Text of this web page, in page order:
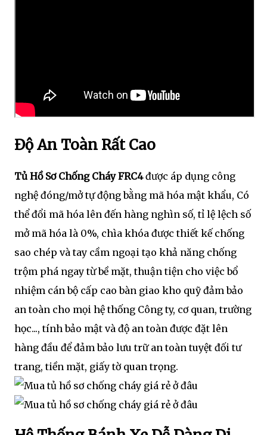
Độ An Toàn Rất Cao
Tủ Hồ Sơ Chống Cháy FRC4được áp dụng công
nghệ đóng/mở tự động bằng mã hóa mật khẩu, Có
thể đổi mã hóa lên đến hàng nghìn số, tỉ lệ lệch số
mở mã hóa là 0%, chìa khóa được thiết kế chống
sao chép và tay cầm ngoại tạo khả năng chống
trộm phá ngay từ bề mặt, thuận tiện cho việc bổ
nhiệm cán bộ cấp cao bàn giao kho quỹ đảm bảo
an toàn cho mọi hệ thống Công ty, cơ quan, trường
học..., tính bảo mật và độ an toàn được đặt lên
hàng đầu để đảm bảo lưu trữ an toàn tuyệt đối tư
trang, tiền mặt, giấy tờ quan trọng.